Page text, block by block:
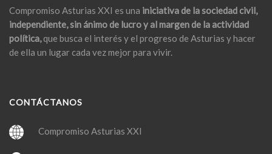
Compromiso Asturias XXI es una iniciativa de la sociedad civil,
independiente, sin ánimo de lucro y al margen de la actividad
política,que busca el interés y el progreso de Asturias y hacer
de ella un lugar cada vez mejor para vivir.
CONTÁCTANOS
Compromiso Asturias XXI